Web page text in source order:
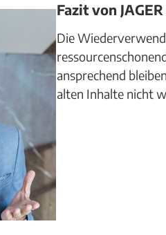
Fazit von JAGER
Die
ansprechend
alten Inhalte nicht